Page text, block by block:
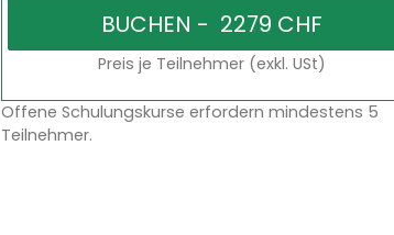
Preis je Teilnehmer (exkl. USt)
Offene Schulungskurse erfordern mindestens 5
Teilnehmer.